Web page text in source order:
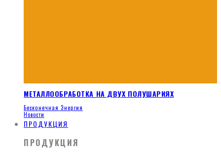
МЕТАЛЛООБРАБОТКА НА ДВУХ ПОЛУШАРИЯХ
Бесконечная Энергия
Новости
ПРОДУКЦИЯ
ПРОДУКЦИЯ